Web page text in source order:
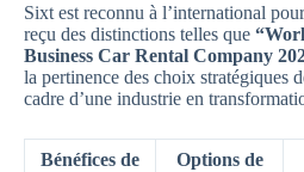
Sixt est reconnu à l’international
reçu des distinctions telles que
Business Car Rental Company
la pertinence des choix stratégiques
cadre d’une industrie en
Bénéfices de
Options de